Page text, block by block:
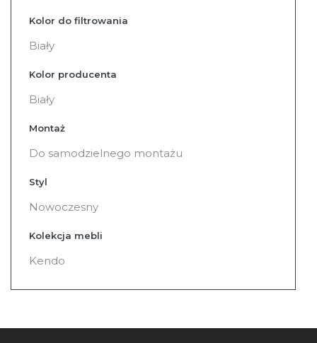
Kolor do filtrowania
Biały
Kolor producenta
Biały
Montaż
Do samodzielnego montażu
Styl
Nowoczesny
Kolekcja mebli
Kendo